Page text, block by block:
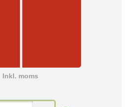
Inkl. moms